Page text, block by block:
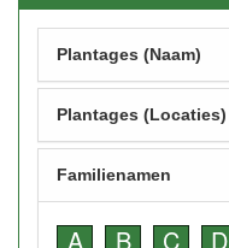
Plantages (Naam)
Plantages (Locaties)
Familienamen
A B C D